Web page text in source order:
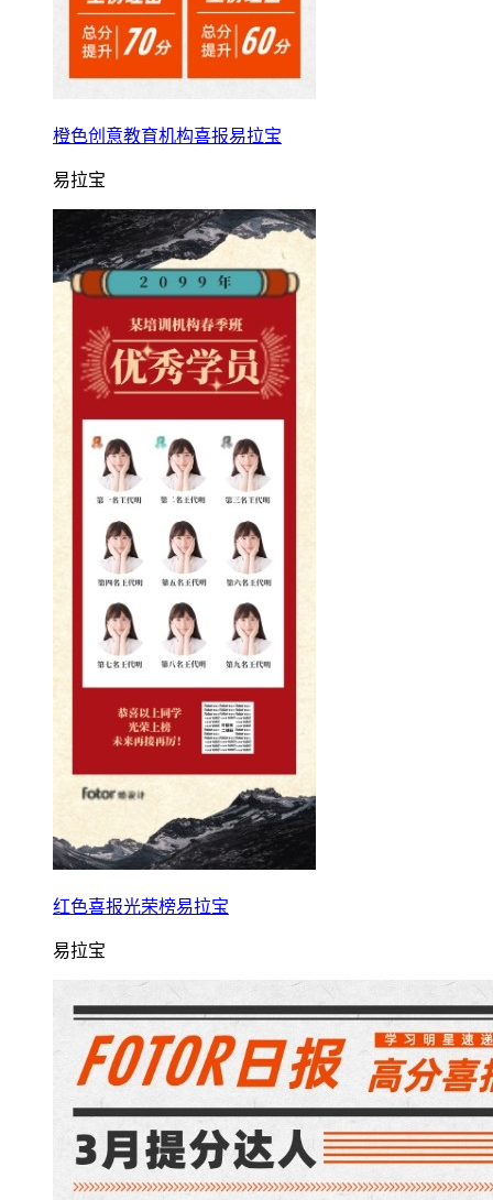
橙色创意教育机构喜报易拉宝
易拉宝
红色喜报光荣榜易拉宝
易拉宝